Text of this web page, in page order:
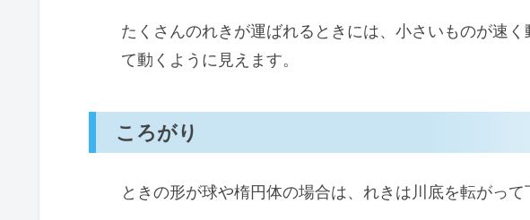
たくさんのれきが運ばれるときには、小さいものが速
て動くように見えます。
ころがり
ときの形が球や楕円体の場合は、れきは川底を転がって